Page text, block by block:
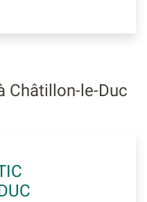
Châtillon-le-Duc